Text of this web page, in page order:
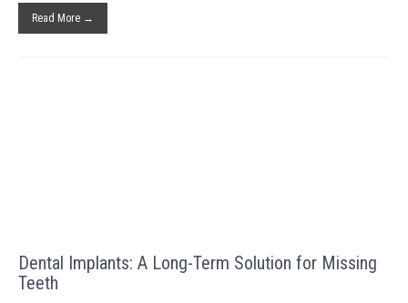
Read More →
Dental Implants: A Long-Term Solution for Missing
Teeth